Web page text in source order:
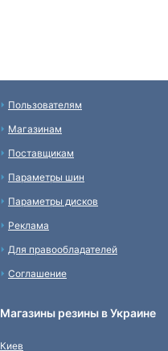
Пользователям
Магазинам
Поставщикам
Параметры шин
Параметры дисков
Реклама
Для правообладателей
Соглашение
Магазины резины в Украине
Киев